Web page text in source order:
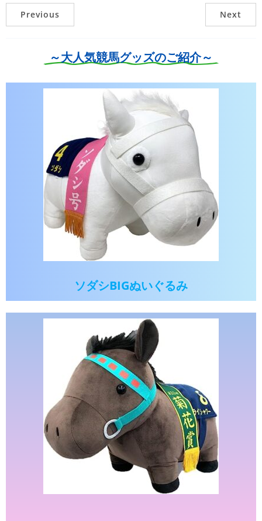
Previous Next
～大人気競馬グッズのご紹介～
ソダシBIGぬいぐるみ